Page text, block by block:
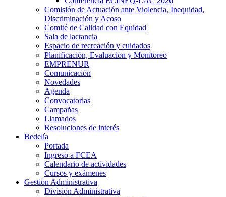
Comisión de Actuación ante Violencia, Inequidad,
Discriminación y Acoso
Comité de Calidad con Equidad
Sala de lactancia
Espacio de recreación y cuidados
Planificación, Evaluación y Monitoreo
EMPRENUR
Comunicación
Novedades
Agenda
Convocatorias
Campañas
Llamados
Resoluciones de interés
Bedelía
Portada
Ingreso a FCEA
Calendario de actividades
Cursos y exámenes
Gestión Administrativa
División Administrativa